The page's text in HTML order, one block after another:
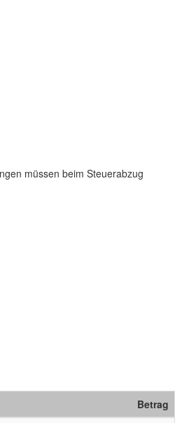
müssen beim Steuerabzug
Betrag